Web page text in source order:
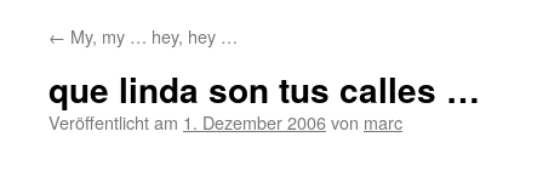
← My, my … hey, hey …
que linda son tus calles …
Veröffentlicht am 1. Dezember 2006von marc